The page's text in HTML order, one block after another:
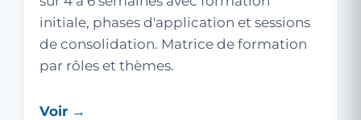
initiale, phases d'application et sessions
de consolidation. Matrice de formation
par rôles et thèmes.
Voir →